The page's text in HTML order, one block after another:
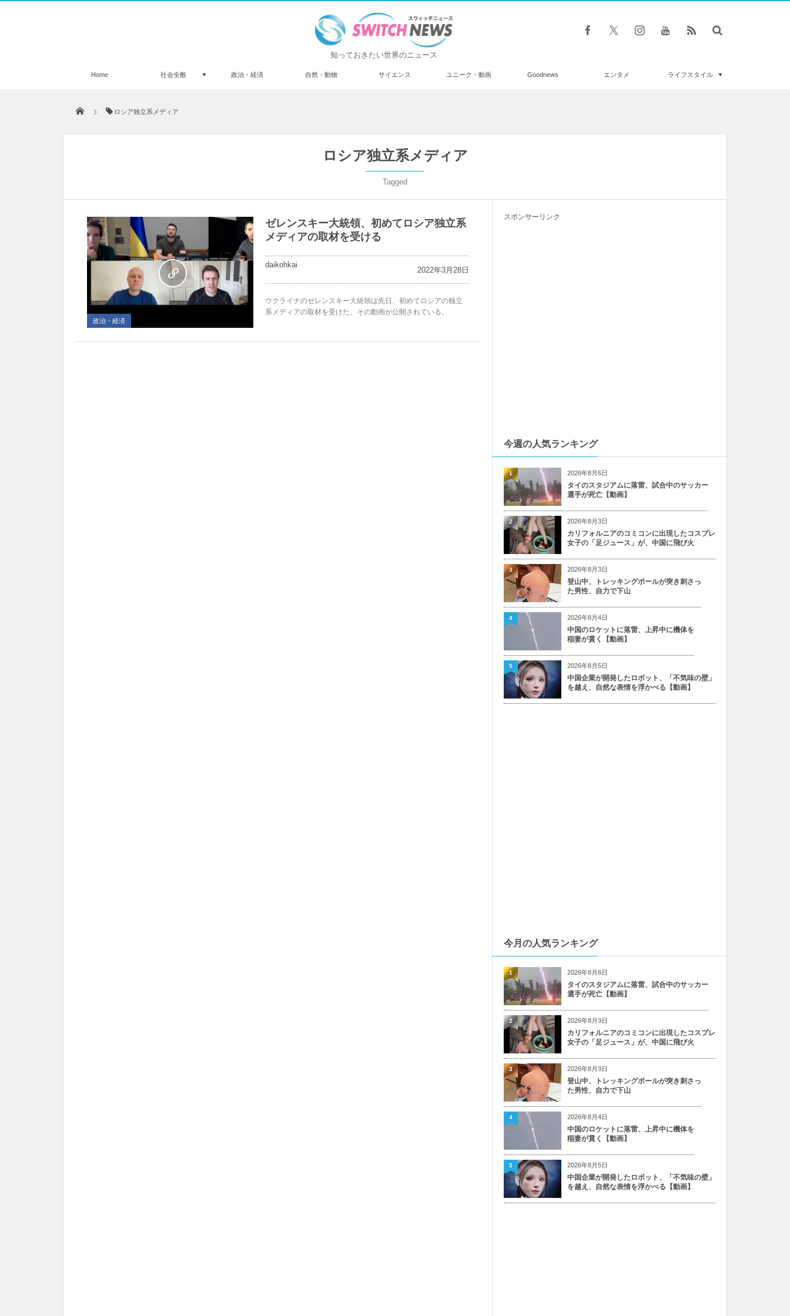
知っておきたい世界のニュース
Home 社会全般 政治・経済 自然・動物 サイエンス ユニーク・動画 Goodnews エンタメ ライフスタイル
ロシア独立系メディア
ロシア独立系メディア
Tagged
政治・経済
ゼレンスキー大統領、初めてロシア独立系
メディアの取材を受ける
daikohkai
2022年3月28日
ウクライナのゼレンスキー大統領は先日、初めてロシアの独立
系メディアの取材を受けた。その動画が公開されている。
スポンサーリンク
今週の人気ランキング
2026年8月6日
タイのスタジアムに落雷、試合中のサッカー
選手が死亡【動画】
1
2026年8月3日
カリフォルニアのコミコンに出現したコスプレ
女子の「足ジュース」が、中国に飛び火
2
2026年8月3日
登山中、トレッキングポールが突き刺さっ
た男性、自力で下山
3
2026年8月4日
中国のロケットに落雷、上昇中に機体を
稲妻が貫く【動画】
4
2026年8月5日
中国企業が開発したロボット、「不気味の壁」
を越え、自然な表情を浮かべる【動画】
5
今月の人気ランキング
2026年8月6日
タイのスタジアムに落雷、試合中のサッカー
選手が死亡【動画】
1
2026年8月3日
カリフォルニアのコミコンに出現したコスプレ
女子の「足ジュース」が、中国に飛び火
2
2026年8月3日
登山中、トレッキングポールが突き刺さっ
た男性、自力で下山
3
2026年8月4日
中国のロケットに落雷、上昇中に機体を
稲妻が貫く【動画】
4
2026年8月5日
中国企業が開発したロボット、「不気味の壁」
を越え、自然な表情を浮かべる【動画】
5